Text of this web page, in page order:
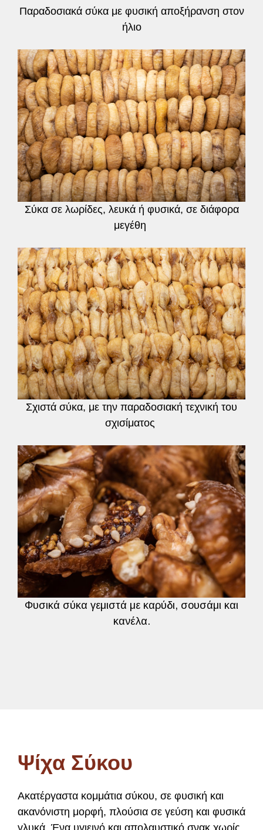
Παραδοσιακά σύκα με φυσική αποξήρανση στον
ήλιο
Σύκα σε λωρίδες, λευκά ή φυσικά, σε διάφορα
μεγέθη
Σχιστά σύκα, με την παραδοσιακή τεχνική του
σχισίματος
Φυσικά σύκα γεμιστά με καρύδι, σουσάμι και
κανέλα.
Ψίχα Σύκου
Ακατέργαστα κομμάτια σύκου, σε φυσική και
ακανόνιστη μορφή, πλούσια σε γεύση και φυσικά
γλυκά. Ένα υγιεινό και απολαυστικό σνακ χωρίς